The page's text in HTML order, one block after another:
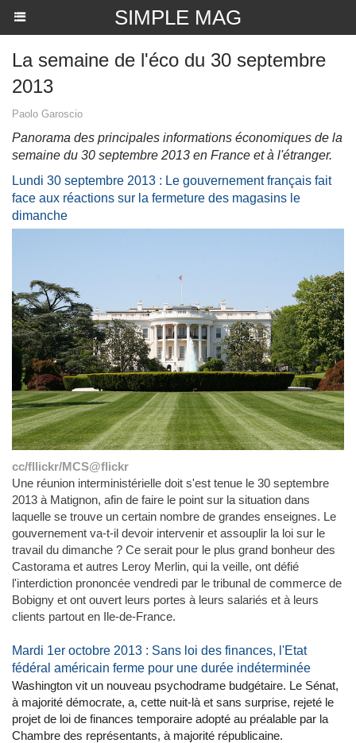
SIMPLE MAG
La semaine de l'éco du 30 septembre
2013
Paolo Garoscio
Panorama des principales informations économiques de la
semaine du 30 septembre 2013 en France et à l'étranger.
Lundi 30 septembre 2013 : Le gouvernement français fait
face aux réactions sur la fermeture des magasins le
dimanche
cc/fllickr/MCS@flickr
Une réunion interministérielle doit s'est tenue le 30 septembre
2013 à Matignon, afin de faire le point sur la situation dans
laquelle se trouve un certain nombre de grandes enseignes. Le
gouvernement va-t-il devoir intervenir et assouplir la loi sur le
travail du dimanche ? Ce serait pour le plus grand bonheur des
Castorama et autres Leroy Merlin, qui la veille, ont défié
l'interdiction prononcée vendredi par le tribunal de commerce de
Bobigny et ont ouvert leurs portes à leurs salariés et à leurs
clients partout en Ile-de-France.
Mardi 1er octobre 2013 : Sans loi des finances, l'Etat
fédéral américain ferme pour une durée indéterminée
Washington vit un nouveau psychodrame budgétaire. Le Sénat,
à majorité démocrate, a, cette nuit-là et sans surprise, rejeté le
projet de loi de finances temporaire adopté au préalable par la
Chambre des représentants, à majorité républicaine.